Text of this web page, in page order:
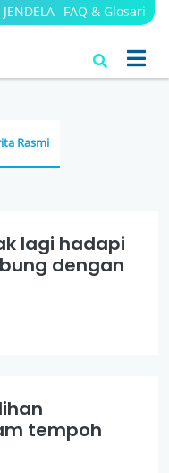
FAQ & Glosari
Rasmi
lagi hadapi
dengan
tempoh